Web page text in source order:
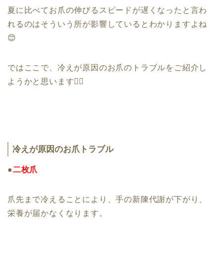
夏に比べてお爪の伸びるスピードが遅くなったと言わ
れるのはそういう所が影響しているとわかりますよね
😊
ではここで、冷えが原因のお爪のトラブルを ご紹介し
ようかと思います💁‍♀️
冷えが原因のお爪トラブル
●二枚爪
爪先まで冷えることにより、手の新陳代謝が下がり、
栄養が届かなくなります。